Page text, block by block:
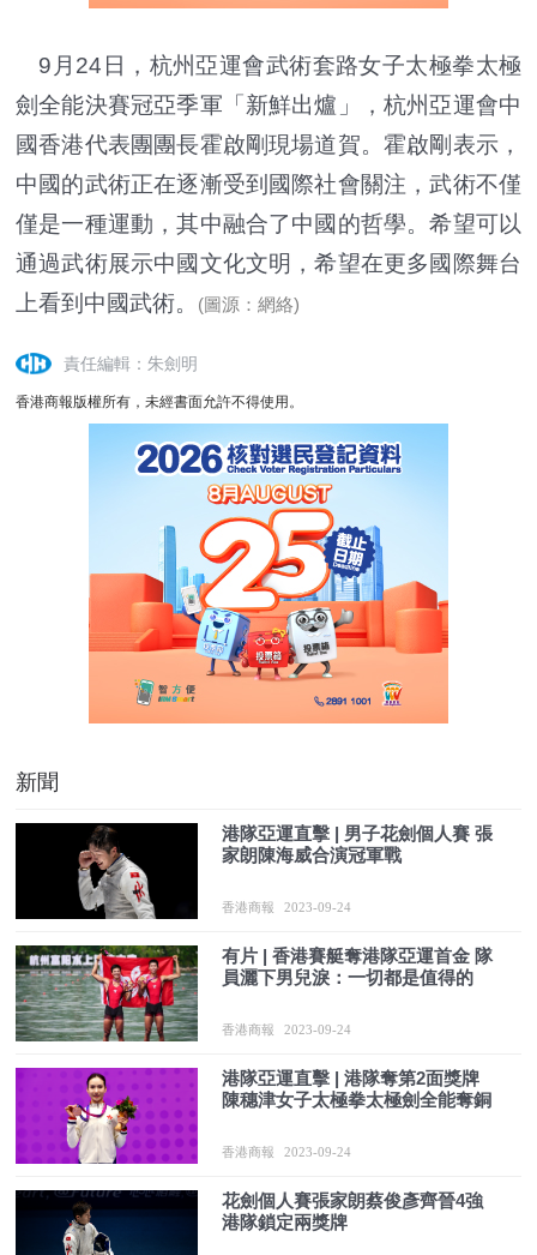
9月24日，杭州亞運會武術套路女子太極拳太極
劍全能決賽冠亞季軍「新鮮出爐」，杭州亞運會中
國香港代表團團長霍啟剛現場道賀。霍啟剛表示，
中國的武術正在逐漸受到國際社會關注，武術不僅
僅是一種運動，其中融合了中國的哲學。希望可以
通過武術展示中國文化文明，希望在更多國際舞台
上看到中國武術。
(圖源：網絡)
責任編輯：朱劍明
香港商報版權所有，未經書面允許不得使用。
新聞
港隊亞運直擊 | 男子花劍個人賽 張
家朗陳海威合演冠軍戰
香港商報 2023-09-24
有片 | 香港賽艇奪港隊亞運首金 隊
員灑下男兒淚：一切都是值得的
香港商報 2023-09-24
港隊亞運直擊 | 港隊奪第2面獎牌
陳穗津女子太極拳太極劍全能奪銅
香港商報 2023-09-24
花劍個人賽張家朗蔡俊彥齊晉4強
港隊鎖定兩獎牌